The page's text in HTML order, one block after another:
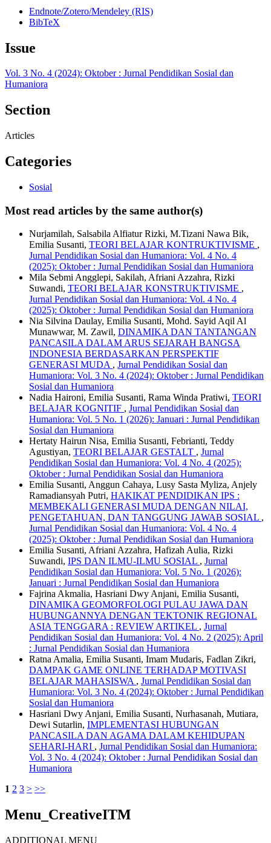
Endnote/Zotero/Mendeley (RIS)
BibTeX
Issue
Vol. 3 No. 4 (2024): Oktober : Jurnal Pendidikan Sosial dan
Humaniora
Section
Articles
Categories
Sosial
Most read articles by the same author(s)
Nurjamilah, Salsabila Alfiatur Rizki, M.Tizani Nawa Bik,
Emilia Susanti, TEORI BELAJAR KONTRUKTIVISME ,
Jurnal Pendidikan Sosial dan Humaniora: Vol. 4 No. 4
(2025): Oktober : Jurnal Pendidikan Sosial dan Humaniora
Mila Sebmi Angglepi, Sakilah, Afriani Azzahra, Rizki
Suwandi, TEORI BELAJAR KONSTRUKTIVISME ,
Jurnal Pendidikan Sosial dan Humaniora: Vol. 4 No. 4
(2025): Oktober : Jurnal Pendidikan Sosial dan Humaniora
Nia Silvina Daulay, Emilia Susanti, Mohd. Sayid Aqil Al
Munawwar, M. Zawil, DINAMIKA DAN TANTANGAN
PANCASILA DALAM ARUS SEJARAH BANGSA
INDONESIA BERDASARKAN PERSPEKTIF
GENERASI MUDA , Jurnal Pendidikan Sosial dan
Humaniora: Vol. 3 No. 4 (2024): Oktober : Jurnal Pendidikan
Sosial dan Humaniora
Nadia Haironi, Emilia Susanti, Rama Winda Pratiwi, TEORI
BELAJAR KOGNITIF , Jurnal Pendidikan Sosial dan
Humaniora: Vol. 5 No. 1 (2026): Januari : Jurnal Pendidikan
Sosial dan Humaniora
Hertaty Hairun Nisa, Emilia Susanti, Febrianti, Teddy
Agustiyan, TEORI BELAJAR GESTALT , Jurnal
Pendidikan Sosial dan Humaniora: Vol. 4 No. 4 (2025):
Oktober : Jurnal Pendidikan Sosial dan Humaniora
Emilia Susanti, Anggun Cahaya, Lusy Sasta Myliza, Anjely
Ramadiansyah Putri, HAKIKAT PENDIDIKAN IPS :
MEMBEKALI GENERASI MUDA DENGAN NILAI,
PENGETAHUAN, DAN TANGGUNG JAWAB SOSIAL ,
Jurnal Pendidikan Sosial dan Humaniora: Vol. 4 No. 4
(2025): Oktober : Jurnal Pendidikan Sosial dan Humaniora
Emilia Susanti, Afriani Azzahra, Hafizah Aulia, Rizki
Suwandi, IPS DAN ILMU-ILMU SOSIAL , Jurnal
Pendidikan Sosial dan Humaniora: Vol. 5 No. 1 (2026):
Januari : Jurnal Pendidikan Sosial dan Humaniora
Fajrina Akmalia, Hasriani Dwy Anjani, Emilia Susanti,
DINAMIKA GEOMORFOLOGI PULAU JAWA DAN
HUBUNGANNYA DENGAN TEKTONIK REGIONAL
ASIA TENGGARA : REVIEW ARTIKEL , Jurnal
Pendidikan Sosial dan Humaniora: Vol. 4 No. 2 (2025): April
: Jurnal Pendidikan Sosial dan Humaniora
Ratna Amalia, Emilia Susanti, Imam Mudaris, Fadlan Zikri,
DAMPAK GAME ONLINE TERHADAP MOTIVASI
BELAJAR MAHASISWA , Jurnal Pendidikan Sosial dan
Humaniora: Vol. 3 No. 4 (2024): Oktober : Jurnal Pendidikan
Sosial dan Humaniora
Hasriani Dwy Anjani, Emilia Susanti, Nurhasanah, Mutiara,
Dewi Sutarlin, IMPLEMENTASI HUBUNGAN
PANCASILA DAN AGAMA DALAM KEHIDUPAN
SEHARI-HARI , Jurnal Pendidikan Sosial dan Humaniora:
Vol. 3 No. 4 (2024): Oktober : Jurnal Pendidikan Sosial dan
Humaniora
1 2 3 > >>
Menu_CreativeITM
ADDITIONAL MENU